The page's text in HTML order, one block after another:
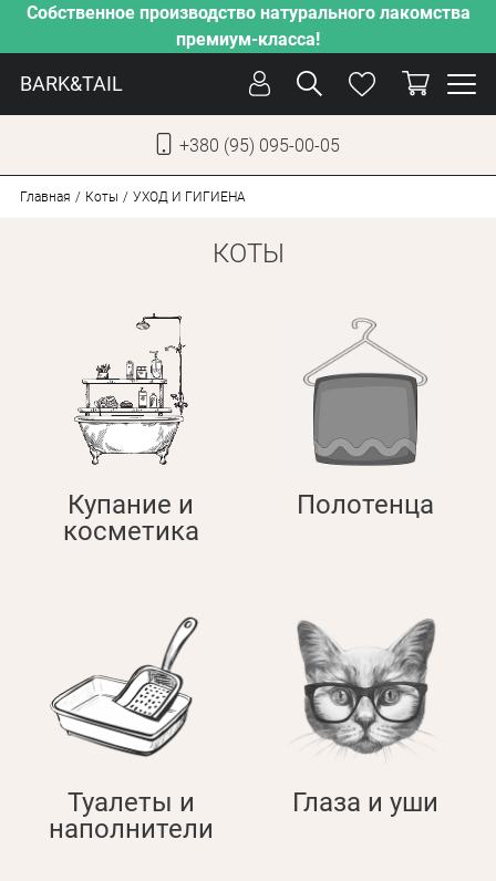
Собственное производство натурального лакомства
премиум-класса!
BARK&TAIL
+380 (95) 095-00-05
УХОД
НАШЕ ПРОИЗВОДСТВО
Оплата и доставка
Оптовым клиентам
+380 (95) 095-00-05
Главная Коты УХОД И ГИГИЕНА
КОТЫ
Купание и
косметика
Полотенца
Туалеты и
наполнители
Глаза и уши